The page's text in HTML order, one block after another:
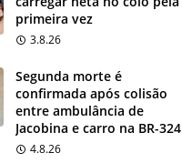
primeira vez
3.8.26
Segunda morte é
confirmada após colisão
entre ambulância de
Jacobina e carro na BR-324
4.8.26